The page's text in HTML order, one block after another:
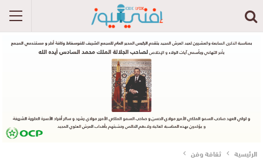
الرئيسية ثقافة وفن